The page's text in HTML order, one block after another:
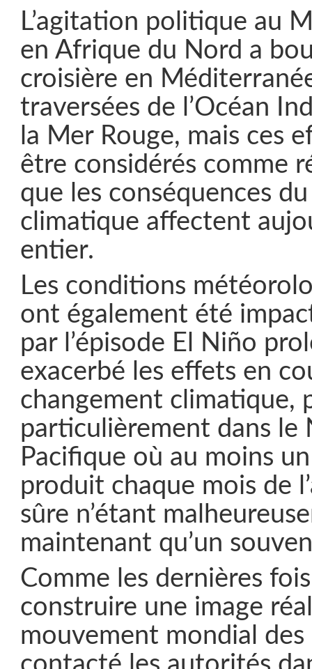
L’agitation politique au
en Afrique du Nord a
croisière en
traversées de l’Océan
la Mer Rouge, mais ces
être considérés comme
que les conséquences
climatique affectent
entier.
Les conditions
ont également été
par l’épisode El Niño
exacerbé les effets en
changement climatique,
particulièrement dans le
Pacifique où au moins
produit chaque mois de
sûre n’étant
maintenant qu’un
Comme les dernières
construire une image
mouvement mondial des